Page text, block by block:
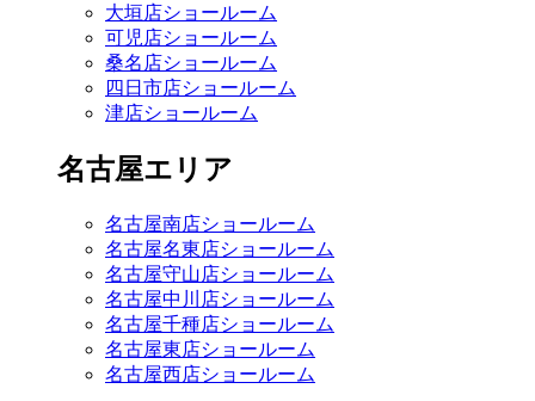
大垣店ショールーム
可児店ショールーム
桑名店ショールーム
四日市店ショールーム
津店ショールーム
名古屋エリア
名古屋南店ショールーム
名古屋名東店ショールーム
名古屋守山店ショールーム
名古屋中川店ショールーム
名古屋千種店ショールーム
名古屋東店ショールーム
名古屋西店ショールーム